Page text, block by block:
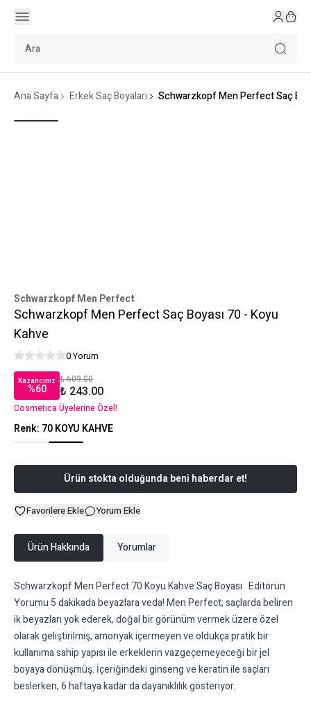
Ana Sayfa Erkek Saç Boyaları Schwarzkopf Men Perfect Saç
Schwarzkopf Men Perfect
Schwarzkopf Men Perfect Saç Boyası 70 - Koyu
Kahve
0 Yorum
Kazancınız
%60
₺ 609.00
₺ 243.00
Cosmetica Üyelerine Özel!
Renk: 70 KOYU KAHVE
Ürün stokta olduğunda beni haberdar et!
Favorilere Ekle Yorum Ekle
Ürün Hakkında Yorumlar
Schwarzkopf Men Perfect 70 Koyu Kahve Saç Boyası Editörün
Yorumu 5 dakikada beyazlara veda! Men Perfect; saçlarda beliren
ik beyazları yok ederek, doğal bir görünüm vermek üzere özel
olarak geliştirilmiş, amonyak içermeyen ve oldukça pratik bir
kullanıma sahip yapısı ile erkeklerin vazgeçemeyeceği bir jel
boyaya dönüşmüş. İçeriğindeki ginseng ve keratin ile saçları
beslerken, 6 haftaya kadar da dayanıklılık gösteriyor.